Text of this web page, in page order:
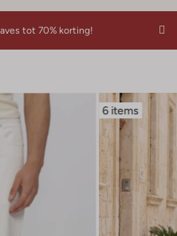
tot 70% korting!
6 items